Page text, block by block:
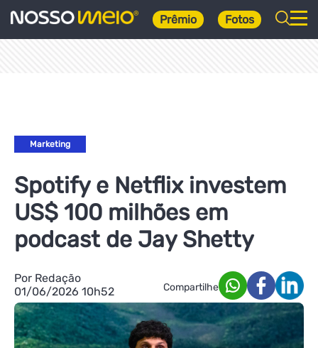
Prêmio Fotos
Marketing
Spotify e Netflix investem
US$ 100 milhões em
podcast de Jay Shetty
Por Redação
01/06/2026 10h52
Compartilhe